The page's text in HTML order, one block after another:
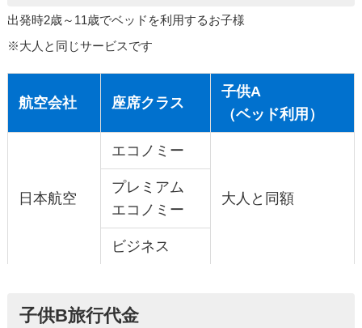
出発時2歳～11歳でベッドを利用するお子様
※大人と同じサービスです
航空会社 座席クラス
子供A
（ベッド利用）
日本航空
エコノミー
大人と同額
プレミアム
エコノミー
ビジネス
子供B旅行代金